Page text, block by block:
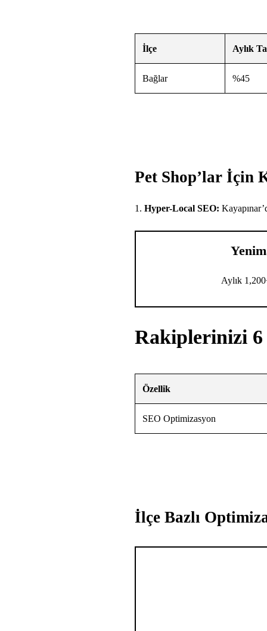
İlçe Aylık
Bağlar %45
Pet Shop’lar İçin
1.Hyper-Local SEO:
Aylık
Rakiplerinizi 6
Özellik
SEO Optimizasyon
İlçe Bazlı